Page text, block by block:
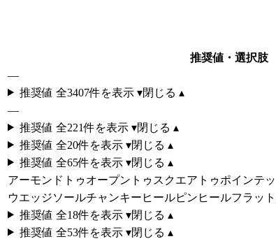
推奨値・選択肢
—
推奨値 全3407件を表示 ▾閉じる ▴
—
推奨値 全221件を表示 ▾閉じる ▴
推奨値 全20件を表示 ▾閉じる ▴
推奨値 全65件を表示 ▾閉じる ▴
アーモンドトゥ オープントゥ スクエアトゥ ポインテ
ウエッジソールチャンキーヒールピンヒールフラッ
推奨値 全18件を表示 ▾閉じる ▴
推奨値 全53件を表示 ▾閉じる ▴